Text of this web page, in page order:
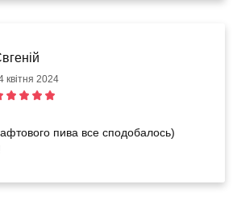
квітня 2024
пива все сподобалось)